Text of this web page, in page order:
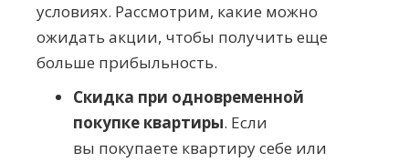
условиях. Рассмотрим, какие можно
ожидать акции, чтобы получить еще
больше прибыльность.
Скидка при одновременной
покупке квартиры. Если
вы покупаете квартиру себе или